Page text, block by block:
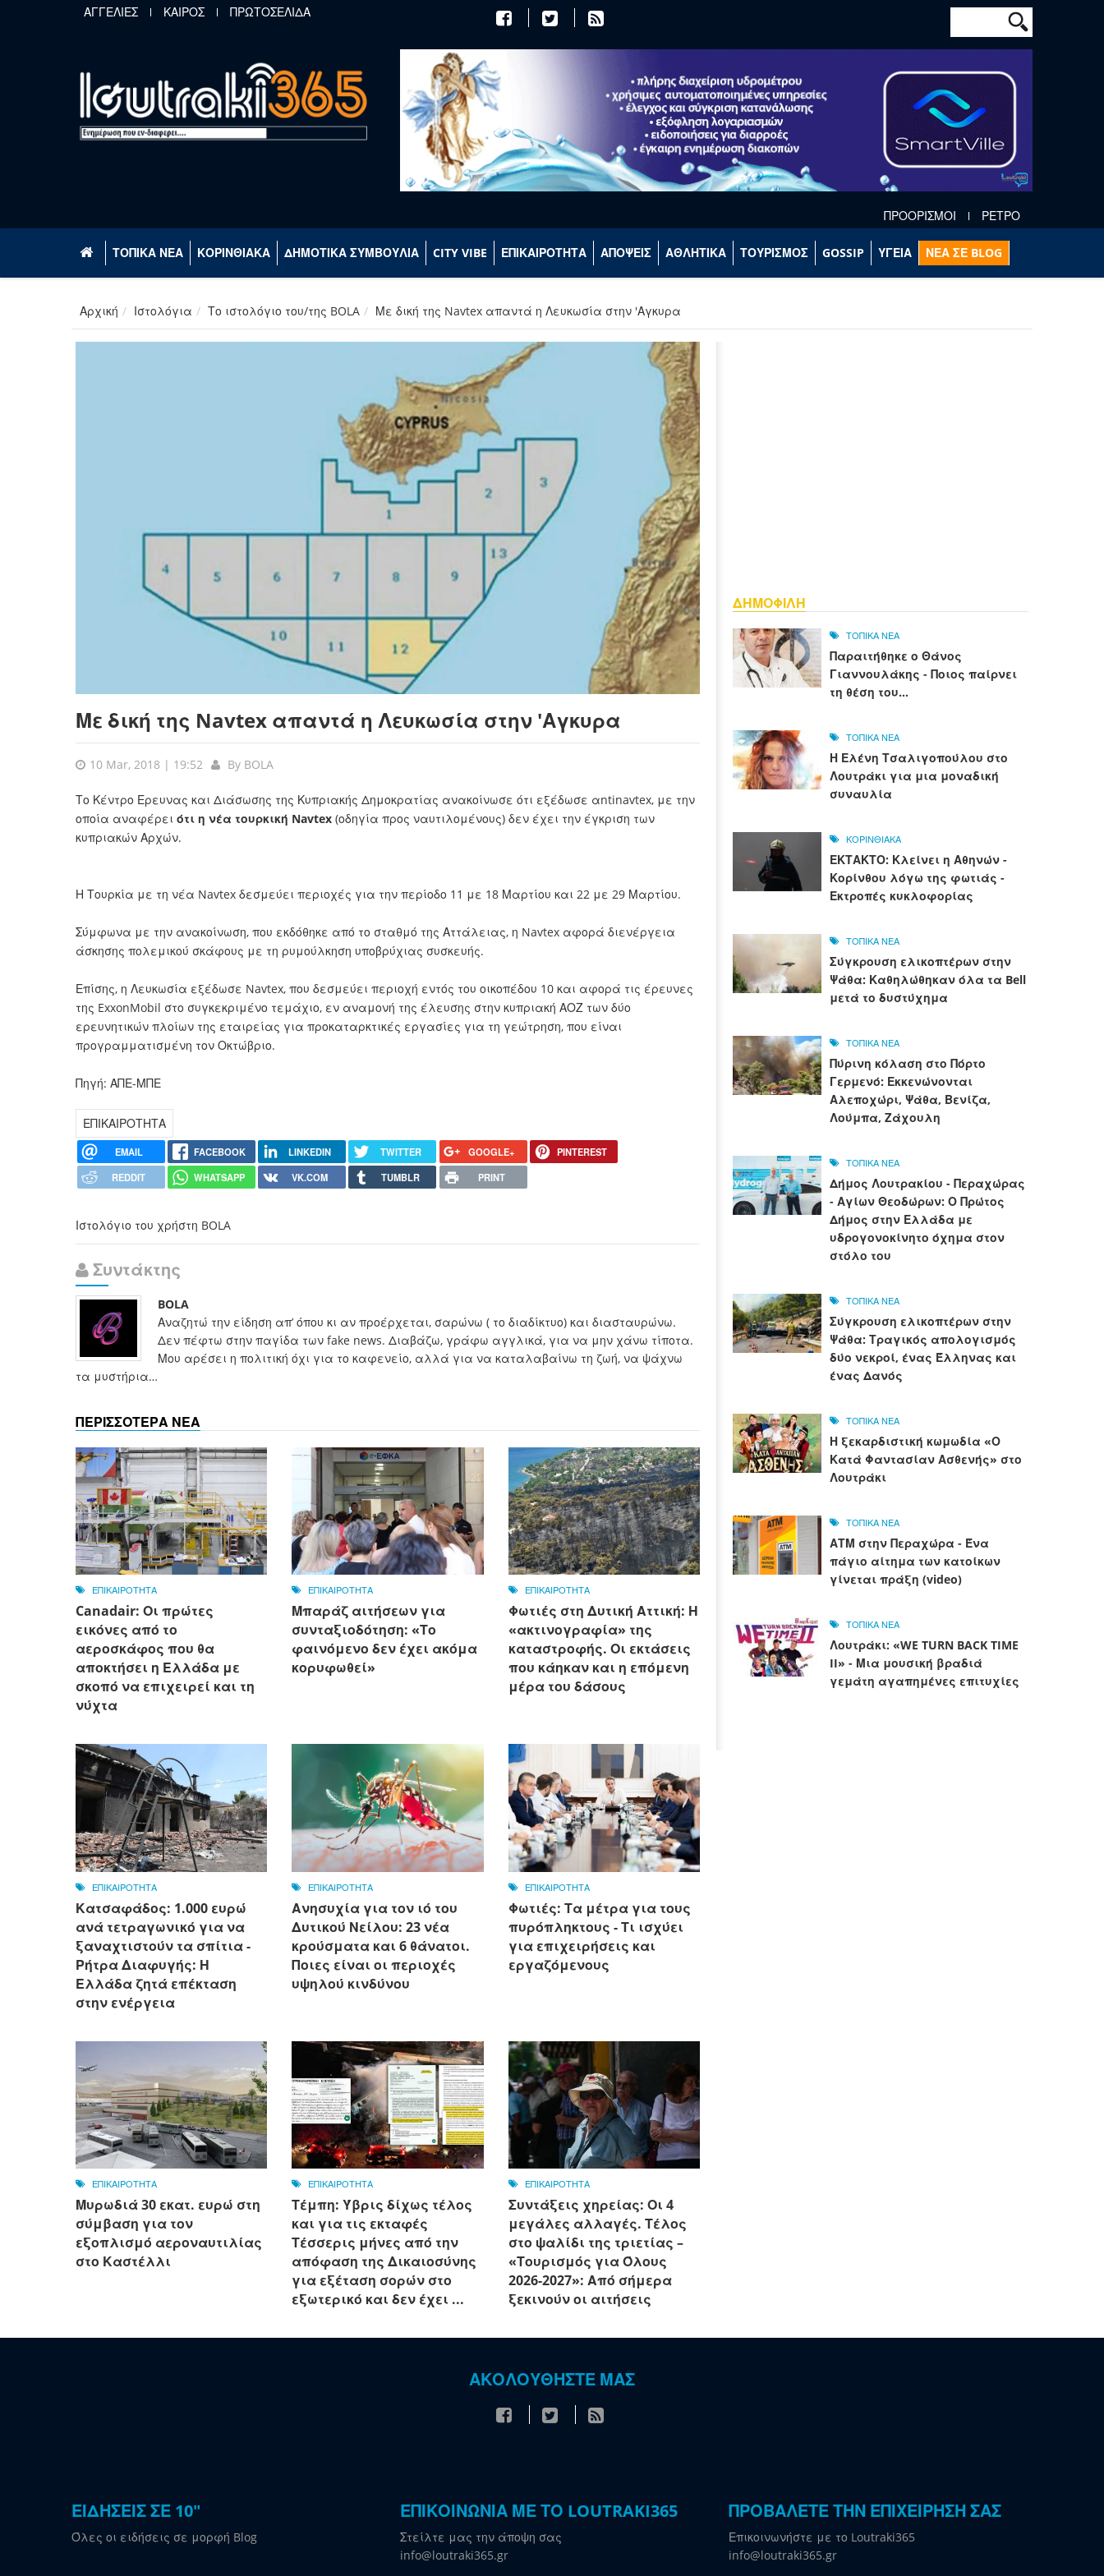
Παράκαμψη προς το κυρίως περιεχόμενο
ΑΓΓΕΛΙΕΣ ΚΑΙΡΟΣ ΠΡΩΤΟΣΕΛΙΔΑ Φόρμα
Αναζήτηση
ΠΡΟΟΡΙΣΜΟΙ ΡΕΤΡΟ
ΤΟΠΙΚΑ ΝΕΑ ΚΟΡΙΝΘΙΑΚΑ ΔΗΜΟΤΙΚΑ ΣΥΜΒΟΥΛΙΑ CITY VIBE ΕΠΙΚΑΙΡΟΤΗΤΑ ΑΠΟΨΕΙΣ ΑΘΛΗΤΙΚΑ ΤΟΥΡΙΣΜΟΣ GOSSIP ΥΓΕΙΑ ΝΕΑ ΣΕ BLOG
Αρχική Ιστολόγια Το ιστολόγιο του/της BOLA Με δική της Navtex απαντά η Λευκωσία στην 'Αγκυρα
Με δική της Navtex απαντά η Λευκωσία στην 'Αγκυρα
10 Mar, 2018 | 19:52 By BOLA
Το Κέντρο Ερευνας και Διάσωσης της Κυπριακής Δημοκρατίας ανακοίνωσε ότι εξέδωσε αntinavtex, με την
οποία αναφέρει ότι η νέα τουρκική Navtex (οδηγία προς ναυτιλομένους) δεν έχει την έγκριση των
κυπριακών Αρχών.
Η Τουρκία με τη νέα Navtex δεσμεύει περιοχές για την περίοδο 11 με 18 Μαρτίου και 22 με 29 Μαρτίου.
Σύμφωνα με την ανακοίνωση, που εκδόθηκε από το σταθμό της Αττάλειας, η Navtex αφορά διενέργεια
άσκησης πολεμικού σκάφους με τη ρυμούλκηση υποβρύχιας συσκευής.
Επίσης, η Λευκωσία εξέδωσε Navtex, που δεσμεύει περιοχή εντός του οικοπέδου 10 και αφορά τις έρευνες
της ExxonMobil στο συγκεκριμένο τεμάχιο, εν αναμονή της έλευσης στην κυπριακή ΑΟΖ των δύο
ερευνητικών πλοίων της εταιρείας για προκαταρκτικές εργασίες για τη γεώτρηση, που είναι
προγραμματισμένη τον Οκτώβριο.
Πηγή: ΑΠΕ-ΜΠΕ
ΕΠΙΚΑΙΡΟΤΗΤΑ
EMAIL FACEBOOK LINKEDIN TWITTER GOOGLE+
PINTEREST
REDDIT
WHATSAPP VK.COM TUMBLR PRINT
Ιστολόγιο του χρήστη BOLA
Συντάκτης
BOLA
Αναζητώ την είδηση απ’ όπου κι αν προέρχεται, σαρώνω ( το διαδίκτυο) και διασταυρώνω.
Δεν πέφτω στην παγίδα των fake news. Διαβάζω, γράφω αγγλικά, για να μην χάνω τίποτα.
Μου αρέσει η πολιτική όχι για το καφενείο, αλλά για να καταλαβαίνω τη ζωή, να ψάχνω
τα μυστήρια…
ΠΕΡΙΣΣΟΤΕΡΑ ΝΕΑ
ΕΠΙΚΑΙΡΟΤΗΤΑ
Canadair: Οι πρώτες
εικόνες από το
αεροσκάφος που θα
αποκτήσει η Ελλάδα με
σκοπό να επιχειρεί και τη
νύχτα
ΕΠΙΚΑΙΡΟΤΗΤΑ
Μπαράζ αιτήσεων για
συνταξιοδότηση: «Το
φαινόμενο δεν έχει ακόμα
κορυφωθεί»
ΕΠΙΚΑΙΡΟΤΗΤΑ
Φωτιές στη Δυτική Αττική: Η
«ακτινογραφία» της
καταστροφής. Οι εκτάσεις
που κάηκαν και η επόμενη
μέρα του δάσους
ΕΠΙΚΑΙΡΟΤΗΤΑ
Κατσαφάδος: 1.000 ευρώ
ανά τετραγωνικό για να
ξαναχτιστούν τα σπίτια -
Ρήτρα Διαφυγής: Η
Ελλάδα ζητά επέκταση
στην ενέργεια
ΕΠΙΚΑΙΡΟΤΗΤΑ
Ανησυχία για τον ιό του
Δυτικού Νείλου: 23 νέα
κρούσματα και 6 θάνατοι.
Ποιες είναι οι περιοχές
υψηλού κινδύνου
ΕΠΙΚΑΙΡΟΤΗΤΑ
Φωτιές: Τα μέτρα για τους
πυρόπληκτους - Τι ισχύει
για επιχειρήσεις και
εργαζόμενους
ΕΠΙΚΑΙΡΟΤΗΤΑ
Μυρωδιά 30 εκατ. ευρώ στη
σύμβαση για τον
εξοπλισμό αεροναυτιλίας
στο Καστέλλι
ΕΠΙΚΑΙΡΟΤΗΤΑ
Τέμπη: Ύβρις δίχως τέλος
και για τις εκταφές
Τέσσερις μήνες από την
απόφαση της Δικαιοσύνης
για εξέταση σορών στο
εξωτερικό και δεν έχει ...
ΕΠΙΚΑΙΡΟΤΗΤΑ
Συντάξεις χηρείας: Οι 4
μεγάλες αλλαγές. Τέλος
στο ψαλίδι της τριετίας –
«Τουρισμός για Όλους
2026-2027»: Από σήμερα
ξεκινούν οι αιτήσεις
ΔΗΜΟΦΙΛΗ
ΤΟΠΙΚΑ ΝΕΑ
Παραιτήθηκε ο Θάνος
Γιαννουλάκης - Ποιος παίρνει
τη θέση του...
ΤΟΠΙΚΑ ΝΕΑ
Η Ελένη Τσαλιγοπούλου στο
Λουτράκι για μια μοναδική
συναυλία
ΚΟΡΙΝΘΙΑΚΑ
ΕΚΤΑΚΤΟ: Κλείνει η Αθηνών -
Κορίνθου λόγω της φωτιάς -
Εκτροπές κυκλοφορίας
ΤΟΠΙΚΑ ΝΕΑ
Σύγκρουση ελικοπτέρων στην
Ψάθα: Καθηλώθηκαν όλα τα Bell
μετά το δυστύχημα
ΤΟΠΙΚΑ ΝΕΑ
Πύρινη κόλαση στο Πόρτο
Γερμενό: Εκκενώνονται
Αλεποχώρι, Ψάθα, Βενίζα,
Λούμπα, Ζάχουλη
ΤΟΠΙΚΑ ΝΕΑ
Δήμος Λουτρακίου - Περαχώρας
- Αγίων Θεοδώρων: Ο Πρώτος
Δήμος στην Ελλάδα με
υδρογονοκίνητο όχημα στον
στόλο του
ΤΟΠΙΚΑ ΝΕΑ
Σύγκρουση ελικοπτέρων στην
Ψάθα: Τραγικός απολογισμός
δύο νεκροί, ένας Έλληνας και
ένας Δανός
ΤΟΠΙΚΑ ΝΕΑ
Η ξεκαρδιστική κωμωδία «Ο
Κατά Φαντασίαν Ασθενής» στο
Λουτράκι
ΤΟΠΙΚΑ ΝΕΑ
ΑΤΜ στην Περαχώρα - Ένα
πάγιο αίτημα των κατοίκων
γίνεται πράξη (video)
ΤΟΠΙΚΑ ΝΕΑ
Λουτράκι: «WE TURN BACK TIME
II» - Μια μουσική βραδιά
γεμάτη αγαπημένες επιτυχίες
ΑΚΟΛΟΥΘΗΣΤΕ ΜΑΣ
ΕΙΔΗΣΕΙΣ ΣΕ 10"
Όλες οι ειδήσεις σε μορφή Blog
ΕΠΙΚΟΙΝΩΝΙΑ ΜΕ ΤΟ LOUTRAKI365
Στείλτε μας την άποψη σας
info@loutraki365.gr
ΠΡΟΒΑΛΕΤΕ ΤΗΝ ΕΠΙΧΕΙΡΗΣΗ ΣΑΣ
Επικοινωνήστε με το Loutraki365
info@loutraki365.gr